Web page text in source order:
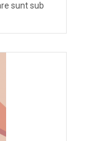
sunt sub